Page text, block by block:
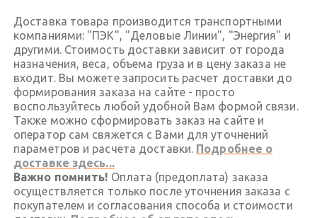
Доставка товара производится транспортными
компаниями: "ПЭК", "Деловые Линии", "Энергия" и
другими. Стоимость доставки зависит от города
назначения, веса, объема груза и в цену заказа не
входит. Вы можете запросить расчет доставки до
формирования заказа на сайте - просто
воспользуйтесь любой удобной Вам формой связи.
Также можно сформировать заказ на сайте и
оператор сам свяжется с Вами для уточнений
параметров и расчета доставки. Подробнее о
доставке здесь...
Важно помнить! Оплата (предоплата) заказа
осуществляется только после уточнения заказа с
покупателем и согласования способа и стоимости